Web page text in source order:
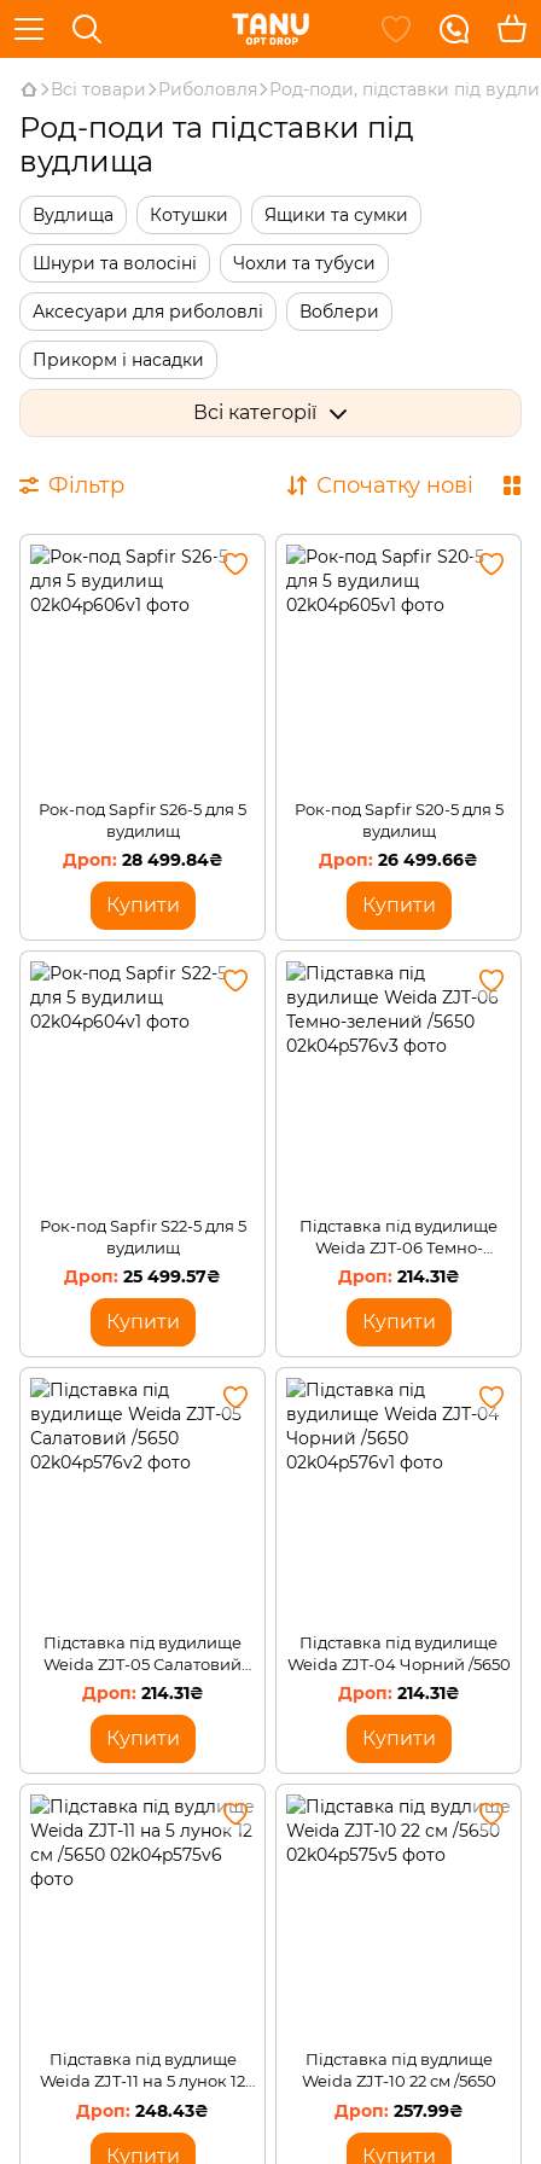
Всі товари Риболовля Род-поди, підставки під
Род-поди та підставки під
вудлища
Вудлища Котушки Ящики та сумки
Шнури та волосіні Чохли та тубуси
Аксесуари для риболовлі Воблери
Прикорм і насадки
Род-поди, підставки під вудлища
Оснащення та елементи монтажу Годівниці
Гачки М'які приманки
Кораблики для прикорму
Всі категорії
Фільтр Спочатку нові
Рок-под Sapfir S26-5 для 5
вудилищ
28 499.84₴
Купити
Рок-под Sapfir S20-5 для 5
вудилищ
26 499.66₴
Купити
Рок-под Sapfir S22-5 для 5
вудилищ
25 499.57₴
Купити
Підставка під вудилище
Weida ZJT-06 Темно-
зелений /5650
214.31₴
Купити
Підставка під вудилище
Weida ZJT-05 Салатовий
/5650
214.31₴
Купити
Підставка під вудилище
Weida ZJT-04 Чорний /5650
214.31₴
Купити
Підставка під вудлище
Weida ZJT-11 на 5 лунок 12
см /5650
248.43₴
Купити
Підставка під вудлище
Weida ZJT-10 22 см /5650
257.99₴
Купити